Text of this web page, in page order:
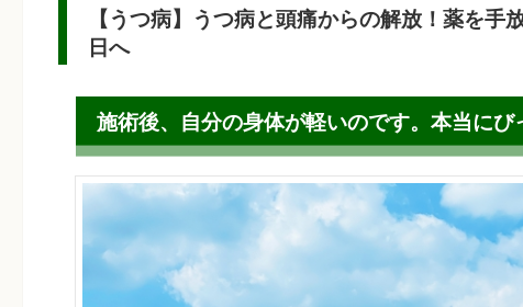
【うつ病】うつ病と頭痛からの解放！薬を手
日へ
施術後、自分の身体が軽いのです。本当にび